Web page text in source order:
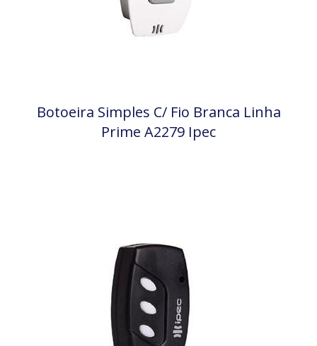
Botoeira Simples C/ Fio Branca Linha
Prime A2279 Ipec